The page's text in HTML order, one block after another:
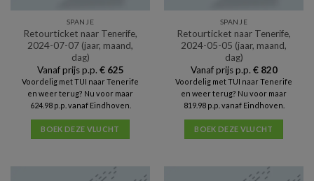
SPANJE
Retourticket naar Tenerife,
2024-07-07 (jaar, maand,
dag)
Vanaf prijs p.p. €625
Voordelig met TUI naar Tenerife
en weer terug? Nu voor maar
624.98 p.p. vanaf Eindhoven.
BOEK DEZE VLUCHT
SPANJE
Retourticket naar Tenerife,
2024-05-05 (jaar, maand,
dag)
Vanaf prijs p.p. €820
Voordelig met TUI naar Tenerife
en weer terug? Nu voor maar
819.98 p.p. vanaf Eindhoven.
BOEK DEZE VLUCHT